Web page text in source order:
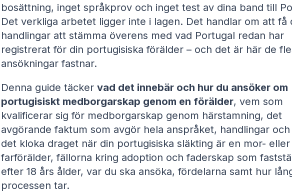
bosättning, inget språkprov och inget test av dina band till
Det verkliga arbetet ligger inte i lagen. Det handlar om att få
handlingar att stämma överens med vad Portugal redan har
registrerat för din portugisiska förälder – och det är här de
ansökningar fastnar.
Denna guide täcker vad det innebär och hur du ansöker om
portugisiskt medborgarskap genom en förälder, vem som
kvalificerar sig för medborgarskap genom härstamning, det
avgörande faktum som avgör hela anspråket, handlingar och
det kloka draget när din portugisiska släkting är en mor- eller
farförälder, fällorna kring adoption och faderskap som
efter 18 års ålder, var du ska ansöka, fördelarna samt hur
processen tar.